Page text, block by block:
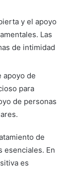
y el apoyo
Las
de intimidad
apoyo de
para
de personas
de
esenciales. En
es